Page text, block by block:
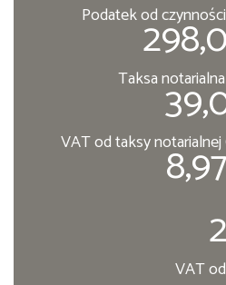
Podatek od
Taksa
VAT od taksy
VAT